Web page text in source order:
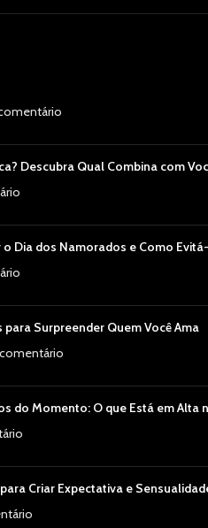
Descubra Qual Combina com
o Dia dos Namorados e Como
para Surpreender Quem Você Ama
do Momento: O que Está em Alta
Criar Expectativa e